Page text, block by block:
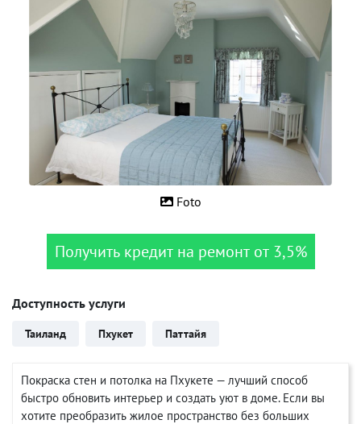
Foto
Получить кредит на ремонт от 3,5%
Доступность услуги
Таиланд Пхукет Паттайя
Покраска стен и потолка на Пхукете — лучший способ
быстро обновить интерьер и создать уют в доме. Если вы
хотите преобразить жилое пространство без больших